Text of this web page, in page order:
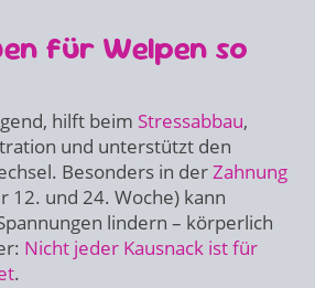
für Welpen so
hilft beim Stressabbau,
und unterstützt den
Besonders in derZahnung
12. und 24. Woche) kann
lindern – körperlich
Nicht jeder Kausnack ist für
.